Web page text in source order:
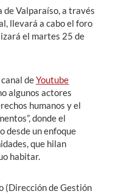
Valparaíso, a través
llevará a cabo el foro
el martes 25 de
deYoutube
algunos actores
humanos y el
donde el
desde un enfoque
que hilan
habitar.
(Dirección de Gestión